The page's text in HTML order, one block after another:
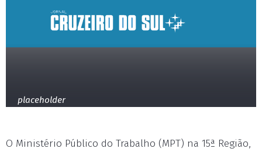
placeholder
O Ministério Público do Trabalho (MPT) na 15ª Região,